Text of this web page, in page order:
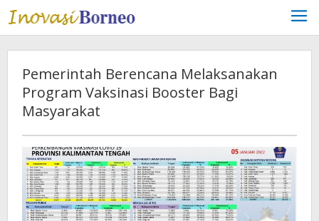
Lewati
ke
konten
Pemerintah Berencana Melaksanakan
Program Vaksinasi Booster Bagi
Masyarakat